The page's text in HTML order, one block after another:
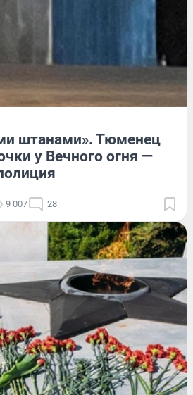
штанами». Тюменец
у Вечного огня —
9 007 28